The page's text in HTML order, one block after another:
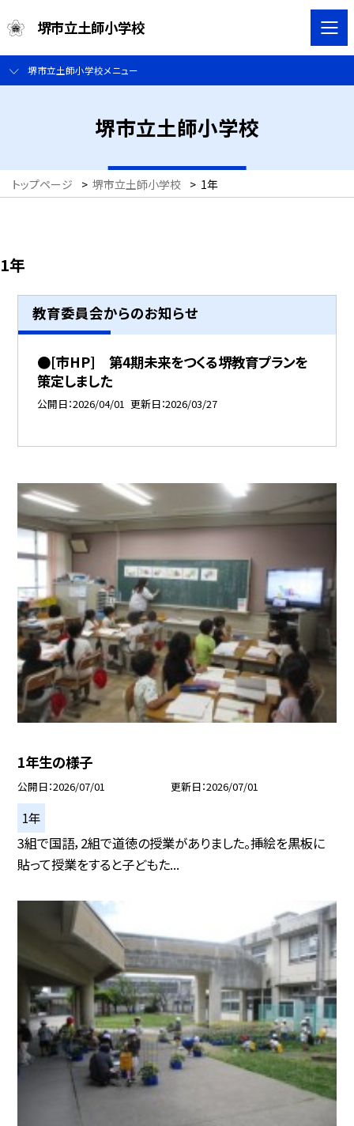
堺市立土師小学校
堺市立土師小学校メニュー
堺市立土師小学校
トップページ > 堺市立土師小学校 > 1年
1年
教育委員会からのお知らせ
●[市HP] 第4期未来をつくる堺教育プランを
策定しました
公開日 2026/04/01 更新日 2026/03/27
1年生の様子
公開日 2026/07/01 更新日 2026/07/01
1年
3組で国語，2組で道徳の授業がありました。挿絵を黒板に
貼って授業をすると子どもた...